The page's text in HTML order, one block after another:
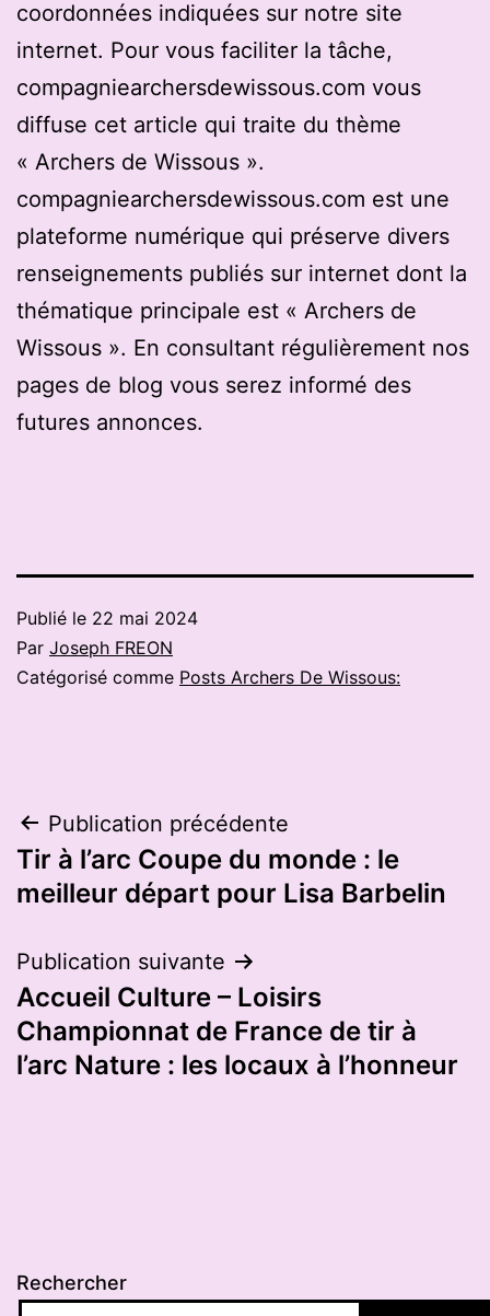
coordonnées indiquées sur notre site
internet. Pour vous faciliter la tâche,
compagniearchersdewissous.com vous
diffuse cet article qui traite du thème
« Archers de Wissous ».
compagniearchersdewissous.com est une
plateforme numérique qui préserve divers
renseignements publiés sur internet dont la
thématique principale est « Archers de
Wissous ». En consultant régulièrement nos
pages de blog vous serez informé des
futures annonces.
Publié le 22 mai 2024
Par Joseph FREON
Catégorisé comme Posts Archers De Wissous:
Navigation
de
Publication précédente
Tir à l’arc Coupe du monde : le
meilleur départ pour Lisa Barbelin
Publication suivante
Accueil Culture – Loisirs
Championnat de France de tir à
l’arc Nature : les locaux à l’honneur
Rechercher